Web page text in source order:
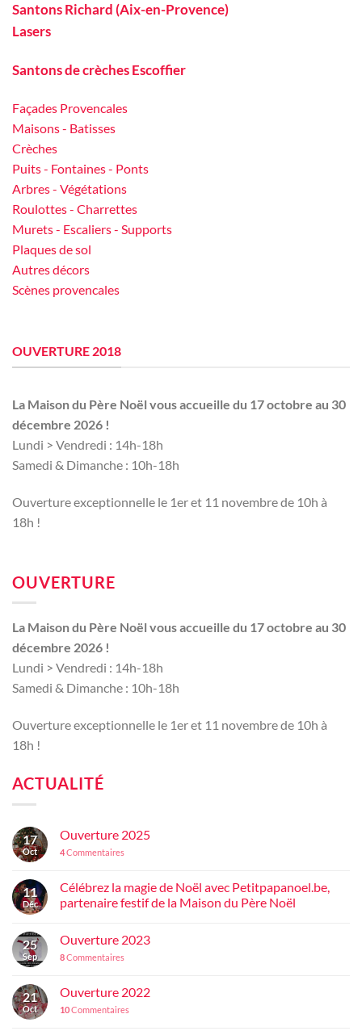
Santons Richard (Aix-en-Provence)
Lasers
Santons de crèches Escoffier
Façades Provencales
Maisons - Batisses
Crèches
Puits - Fontaines - Ponts
Arbres - Végétations
Roulottes - Charrettes
Murets - Escaliers - Supports
Plaques de sol
Autres décors
Scènes provencales
OUVERTURE 2018
La Maison du Père Noël vous accueille du 17 octobre au 30
décembre 2026 !
Lundi > Vendredi : 14h-18h
Samedi & Dimanche : 10h-18h
Ouverture exceptionnelle le 1er et 11 novembre de 10h à
18h !
OUVERTURE
La Maison du Père Noël vous accueille du 17 octobre au 30
décembre 2026 !
Lundi > Vendredi : 14h-18h
Samedi & Dimanche : 10h-18h
Ouverture exceptionnelle le 1er et 11 novembre de 10h à
18h !
ACTUALITÉ
17
Oct
Ouverture 2025
4Commentaires
11
Déc
Célébrez la magie de Noël avec Petitpapanoel.be,
partenaire festif de la Maison du Père Noël
25
Sep
Ouverture 2023
8Commentaires
21
Oct
Ouverture 2022
10Commentaires